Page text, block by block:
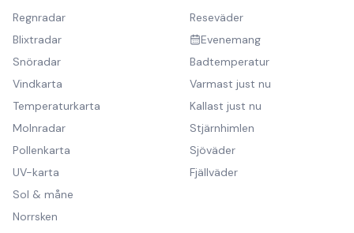
Regnradar
Blixtradar
Snöradar
Vindkarta
Temperaturkarta
Molnradar
Pollenkarta
UV-karta
Sol & måne
Norrsken
Reseväder
Evenemang
Badtemperatur
Varmast just nu
Kallast just nu
Stjärnhimlen
Sjöväder
Fjällväder